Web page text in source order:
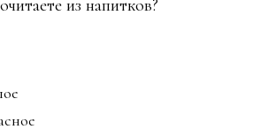
из напитков?